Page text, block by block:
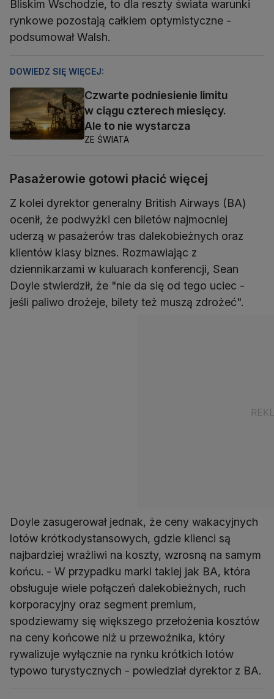
Bliskim Wschodzie, to dla reszty świata warunki
rynkowe pozostają całkiem optymistyczne -
podsumował Walsh.
DOWIEDZ SIĘ WIĘCEJ:
Czwarte podniesienie limitu
w ciągu czterech miesięcy.
Ale to nie wystarcza
ZE ŚWIATA
Pasażerowie gotowi płacić więcej
Z kolei dyrektor generalny British Airways (BA)
ocenił, że podwyżki cen biletów najmocniej
uderzą w pasażerów tras dalekobieżnych oraz
klientów klasy biznes. Rozmawiając z
dziennikarzami w kuluarach konferencji, Sean
Doyle stwierdził, że "nie da się od tego uciec -
jeśli paliwo drożeje, bilety też muszą zdrożeć".
Doyle zasugerował jednak, że ceny wakacyjnych
lotów krótkodystansowych, gdzie klienci są
najbardziej wrażliwi na koszty, wzrosną na samym
końcu. - W przypadku marki takiej jak BA, która
obsługuje wiele połączeń dalekobieżnych, ruch
korporacyjny oraz segment premium,
spodziewamy się większego przełożenia kosztów
na ceny końcowe niż u przewoźnika, który
rywalizuje wyłącznie na rynku krótkich lotów
typowo turystycznych - powiedział dyrektor z BA.